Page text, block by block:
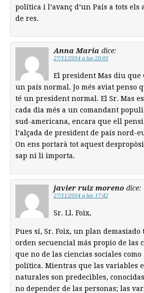
política i l’avanç d’un País a tots els
de res.
Anna Maria dice:
27/11/2014 a las 20:05
El president Mas diu que
un país normal. Jo més aviat penso
té un president normal. El Sr. Mas
cada dia més a un comandant
sud-americana, encara que ell pensi
l’alçada de president de país nord-
On ens portarà tot aquest
sap ni li importa.
javier ruiz moreno dice:
27/11/2014 a las 17:42
Sr. Ll. Foix,
Pues sí, Sr. Foix, un plan demasiado
orden secuencial más propio de las
que no de las ciencias sociales
política. Mientras que las variables
naturales son predecibles,
no depender de las personas; las